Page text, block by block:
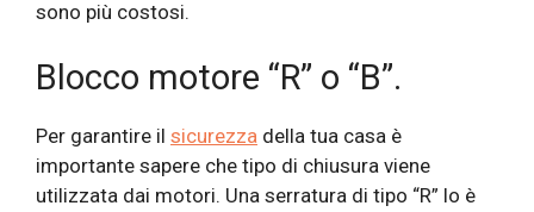
sono più costosi.
Blocco motore “R” o “B”.
Per garantire il sicurezza della tua casa è
importante sapere che tipo di chiusura viene
utilizzata dai motori. Una serratura di tipo “R” lo è